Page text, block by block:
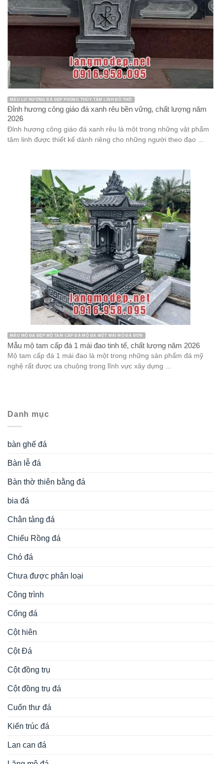
MẪU LƯ HƯƠNG ĐÁ ĐẸP PHONG THỦY TÂM LINH ĐỒ THỜ
Đỉnh hương công giáo đá xanh rêu bền vững, chất lượng năm
2026
Đỉnh hương công giáo đá xanh rêu là một trong những vật phẩm
tâm linh được thiết kế dành riêng cho những người theo đạo ...
MẪU MỘ ĐÁ ĐẸP MỘ TAM CẤP ĐÁ MỘ ĐÁ MỘT MÁI MỘ ĐÁ ĐƠN
Mẫu mộ tam cấp đá 1 mái đao tinh tế, chất lượng năm 2026
Mộ tam cấp đá 1 mái đao là một trong những sản phẩm đá mỹ
nghệ rất được ưa chuộng trong lĩnh vực xây dựng ...
Danh mục
bàn ghế đá
Bàn lễ đá
Bàn thờ thiên bằng đá
bia đá
Chân tảng đá
Chiếu Rồng đá
Chó đá
Chưa được phân loại
Công trình
Cổng đá
Cột hiên
Cột Đá
Cột đồng trụ
Cột đồng trụ đá
Cuốn thư đá
Kiến trúc đá
Lan can đá